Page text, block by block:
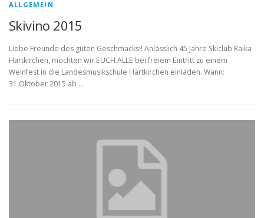
ALLGEMEIN
Skivino 2015
Liebe Freunde des guten Geschmacks!! Anlässlich 45 Jahre Skiclub Raika
Hartkirchen, möchten wir EUCH ALLE bei freiem Eintritt zu einem
Weinfest in die Landesmusikschule Hartkirchen einladen. Wann:
31.Oktober 2015 ab …